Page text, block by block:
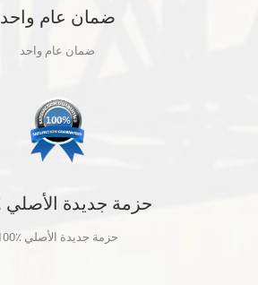
ضمان عام واحد
ضمان عام واحد
100٪ حزمة جديدة الأصلي
100٪ حزمة جديدة الأصلي